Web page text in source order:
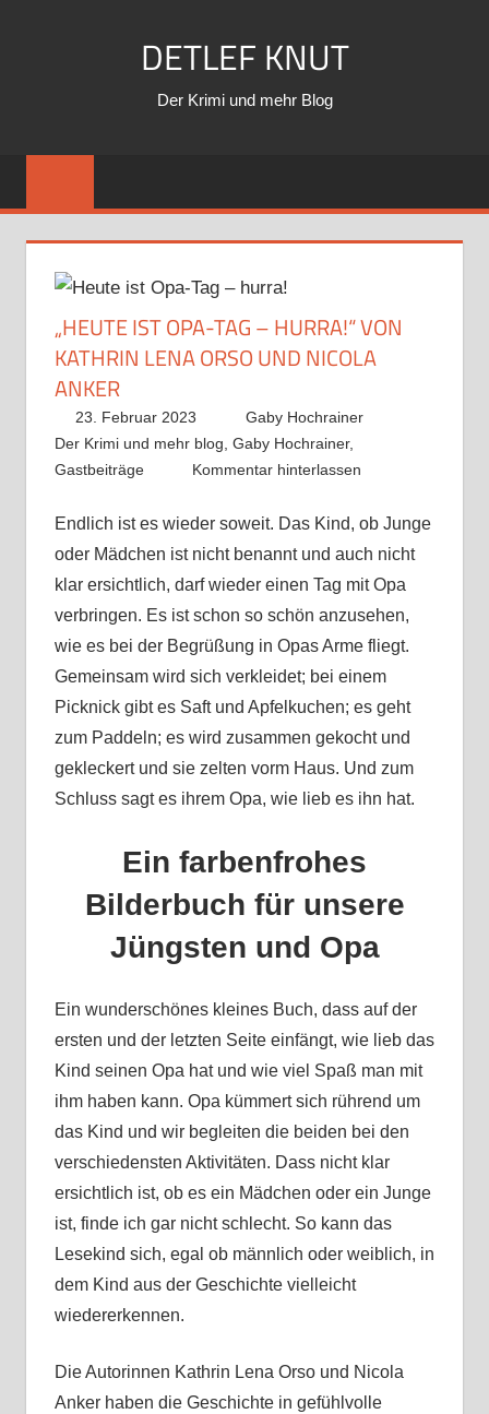
DETLEF KNUT
Der Krimi und mehr Blog
„HEUTE IST OPA-TAG – HURRA!“ VON
KATHRIN LENA ORSO UND NICOLA
ANKER
23. Februar 2023
Gaby Hochrainer
Der Krimi und mehr blog, Gaby Hochrainer,
Gastbeiträge
Kommentar hinterlassen
Endlich ist es wieder soweit. Das Kind, ob Junge
oder Mädchen ist nicht benannt und auch nicht
klar ersichtlich, darf wieder einen Tag mit Opa
verbringen. Es ist schon so schön anzusehen,
wie es bei der Begrüßung in Opas Arme fliegt.
Gemeinsam wird sich verkleidet; bei einem
Picknick gibt es Saft und Apfelkuchen; es geht
zum Paddeln; es wird zusammen gekocht und
gekleckert und sie zelten vorm Haus. Und zum
Schluss sagt es ihrem Opa, wie lieb es ihn hat.
Ein farbenfrohes
Bilderbuch für unsere
Jüngsten und Opa
Ein wunderschönes kleines Buch, dass auf der
ersten und der letzten Seite einfängt, wie lieb das
Kind seinen Opa hat und wie viel Spaß man mit
ihm haben kann. Opa kümmert sich rührend um
das Kind und wir begleiten die beiden bei den
verschiedensten Aktivitäten. Dass nicht klar
ersichtlich ist, ob es ein Mädchen oder ein Junge
ist, finde ich gar nicht schlecht. So kann das
Lesekind sich, egal ob männlich oder weiblich, in
dem Kind aus der Geschichte vielleicht
wiedererkennen.
Die Autorinnen Kathrin Lena Orso und Nicola
Anker haben die Geschichte in gefühlvolle